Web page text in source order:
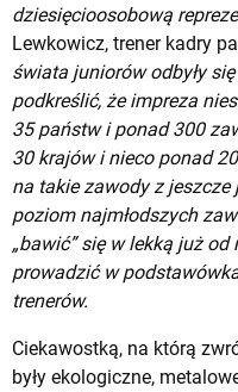
dziesięcioosobową
Lewkowicz, trener kadry
świata juniorów odbyły
podkreślić, że impreza
35 państw i ponad 300
30 krajów i nieco ponad
na takie zawody z
poziom najmłodszych
„bawić” się w lekką już
prowadzić w
trenerów.
Ciekawostką, na którą
były ekologiczne,